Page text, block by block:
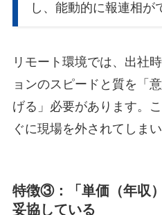
し、能動的に報連相が
リモート環境では、出社
ョンのスピードと質を「
げる」必要があります。
ぐに現場を外されてしまい
特徴③：「単価（年収
妥協している